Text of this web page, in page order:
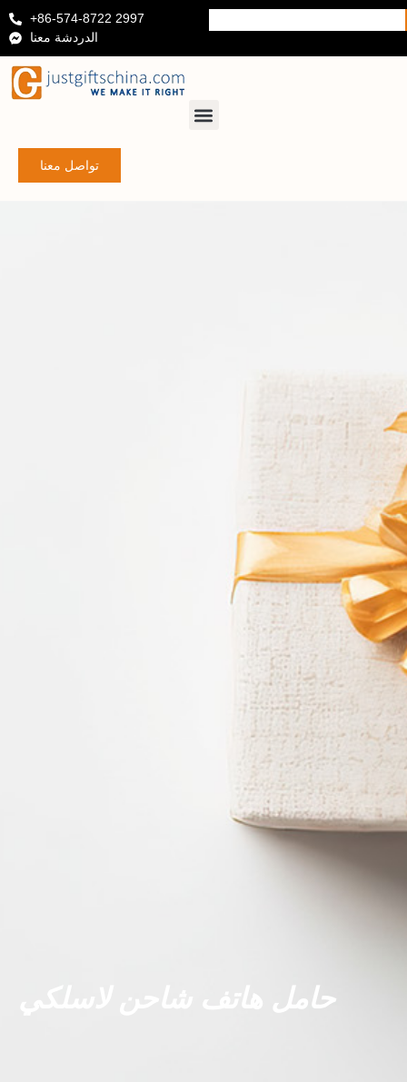
+86-574-8722 2997
الدردشة معنا
تواصل معنا
حامل هاتف شاحن لاسلكي